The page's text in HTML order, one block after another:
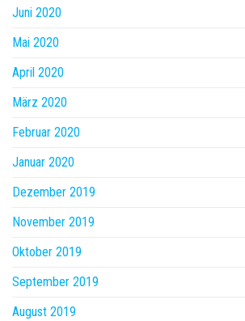
Juni 2020
Mai 2020
April 2020
März 2020
Februar 2020
Januar 2020
Dezember 2019
November 2019
Oktober 2019
September 2019
August 2019